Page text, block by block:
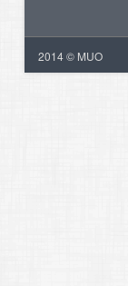
2014 © MUO